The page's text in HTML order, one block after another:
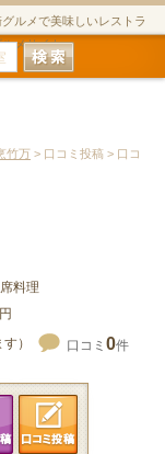
ルメで美味しいレストラ
メサイト
竹万 > 口コミ投稿 > 口コ
料理
）
口コミ 0件